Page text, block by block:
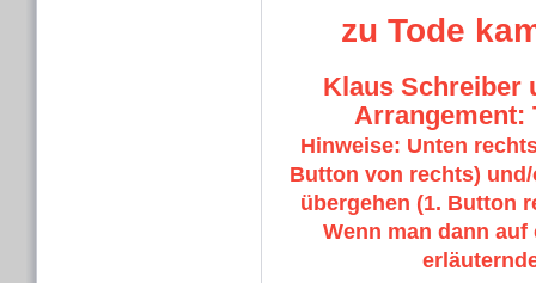
zu Tode
Klaus Schreiber
Arrangement:
Hinweise: Unten
Button von rechts)
übergehen (1. Button
Wenn man dann